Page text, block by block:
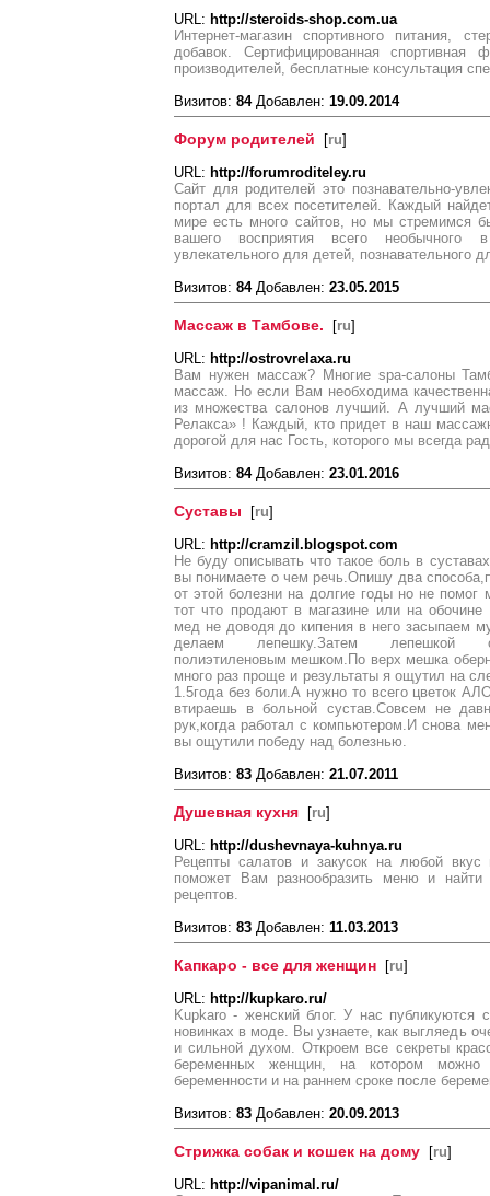
URL: http://steroids-shop.com.ua
Интернет-магазин спортивного питания,
добавок. Сертифицированная спортивная
производителей, бесплатные консультация
Визитов: 84Добавлен: 19.09.2014
Форум родителей [ru]
URL: http://forumroditeley.ru
Сайт для родителей это познавательно-
портал для всех посетителей. Каждый
мире есть много сайтов, но мы стремимся
вашего восприятия всего
увлекательного для детей, познавательного
Визитов: 84Добавлен: 23.05.2015
Массаж в Тамбове. [ru]
URL: http://ostrovrelaxa.ru
Вам нужен массаж? Многие spa-салоны
массаж. Но если Вам необходима
из множества салонов лучший. А лучший
Релакса» ! Каждый, кто придет в наш
дорогой для нас Гость, которого мы всегда
Визитов: 84Добавлен: 23.01.2016
Суставы [ru]
URL: http://cramzil.blogspot.com
Не буду описывать что такое боль в
вы понимаете о чем речь.Опишу два
от этой болезни на долгие годы но не
тот что продают в магазине или на
мед не доводя до кипения в него засыпаем
делаем лепешку.Затем лепешкой
полиэтиленовым мешком.По верх мешка
много раз проще и результаты я ощутил на
1.5года без боли.А нужно то всего цветок
втираешь в больной сустав.Совсем не
рук,когда работал с компьютером.И снова
вы ощутили победу над болезнью.
Визитов: 83 Добавлен: 21.07.2011
Душевная кухня [ru]
URL: http://dushevnaya-kuhnya.ru
Рецепты салатов и закусок на любой
поможет Вам разнообразить меню и
рецептов.
Визитов: 83 Добавлен: 11.03.2013
Капкаро - все для женщин [ru]
URL: http://kupkaro.ru/
Kupkaro - женский блог. У нас публикуются
новинках в моде. Вы узнаете, как выгляедь
и сильной духом. Откроем все секреты
беременных женщин, на котором
беременности и на раннем сроке после
Визитов: 83 Добавлен: 20.09.2013
Стрижка собак и кошек на дому [ru]
URL: http://vipanimal.ru/